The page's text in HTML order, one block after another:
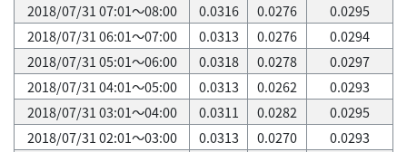
2018/07/31 07:01～08:00
0.0316 0.0276
0.0295
2018/07/31 06:01～07:00
0.0313 0.0276
0.0294
2018/07/31 05:01～06:00
0.0318 0.0278
0.0297
2018/07/31 04:01～05:00
0.0313 0.0262
0.0293
2018/07/31 03:01～04:00
0.0311 0.0282
0.0295
2018/07/31 02:01～03:00
0.0313 0.0270
0.0293